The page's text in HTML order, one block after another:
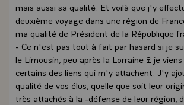
mais aussi sa qualité. Et voilà que j'y
deuxième voyage dans une région de
ma qualité de Président de la République
- Ce n'est pas tout à fait par hasard si je
le Limousin, peu après la Lorraine £ je
certains des liens qui m'y attachent. J'y
qualité de vos élus, quelle que soit leur
très attachés à la -défense de leur région,